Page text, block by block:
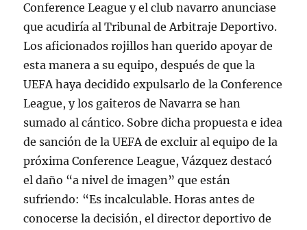
Conference League y el club navarro anunciase
que acudiría al Tribunal de Arbitraje Deportivo.
Los aficionados rojillos han querido apoyar de
esta manera a su equipo, después de que la
UEFA haya decidido expulsarlo de la Conference
League, y los gaiteros de Navarra se han
sumado al cántico. Sobre dicha propuesta e idea
de sanción de la UEFA de excluir al equipo de la
próxima Conference League, Vázquez destacó
el daño “a nivel de imagen” que están
sufriendo: “Es incalculable. Horas antes de
conocerse la decisión, el director deportivo de